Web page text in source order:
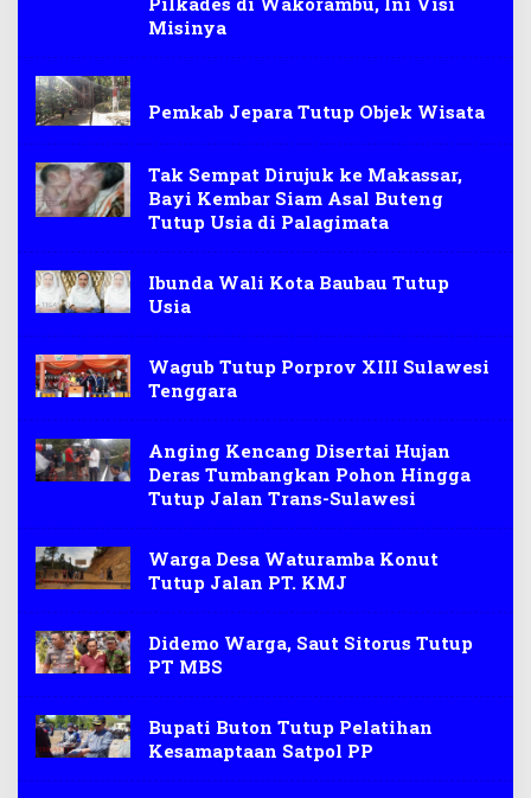
Misinya
Pemkab Jepara Tutup Objek Wisata
Tak Sempat Dirujuk ke Makassar,
Bayi Kembar Siam Asal Buteng
Tutup Usia di Palagimata
Ibunda Wali Kota Baubau Tutup
Usia
Wagub Tutup Porprov XIII Sulawesi
Tenggara
Anging Kencang Disertai Hujan
Deras Tumbangkan Pohon Hingga
Tutup Jalan Trans-Sulawesi
Warga Desa Waturamba Konut
Tutup Jalan PT. KMJ
Didemo Warga, Saut Sitorus Tutup
PT MBS
Bupati Buton Tutup Pelatihan
Kesamaptaan Satpol PP